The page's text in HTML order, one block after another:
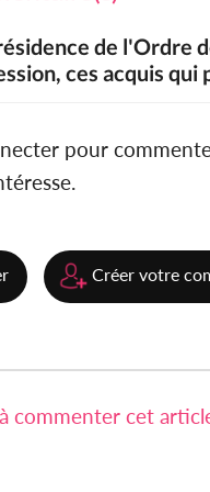
de l'Ordre
ces acquis
pour
Créer votre
commenter cet